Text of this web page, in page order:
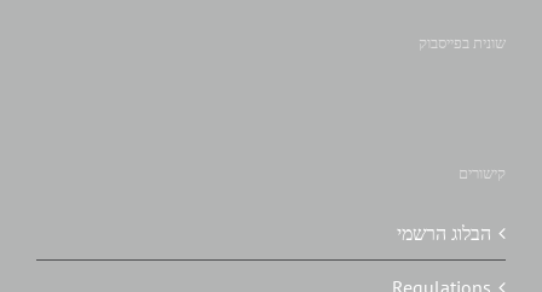
שונית בפייסבוק
קישורים
הבלוג הרשמי
Regulations